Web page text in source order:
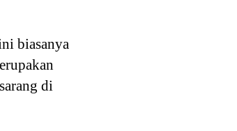
biasanya
di